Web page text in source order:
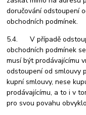
doručování odstoupení
obchodních podmínek.
5.4. V případě
obchodních podmínek
musí být prodávajícímu
odstoupení od smlouvy
kupní smlouvy, nese
prodávajícímu, a to i v
pro svou povahu